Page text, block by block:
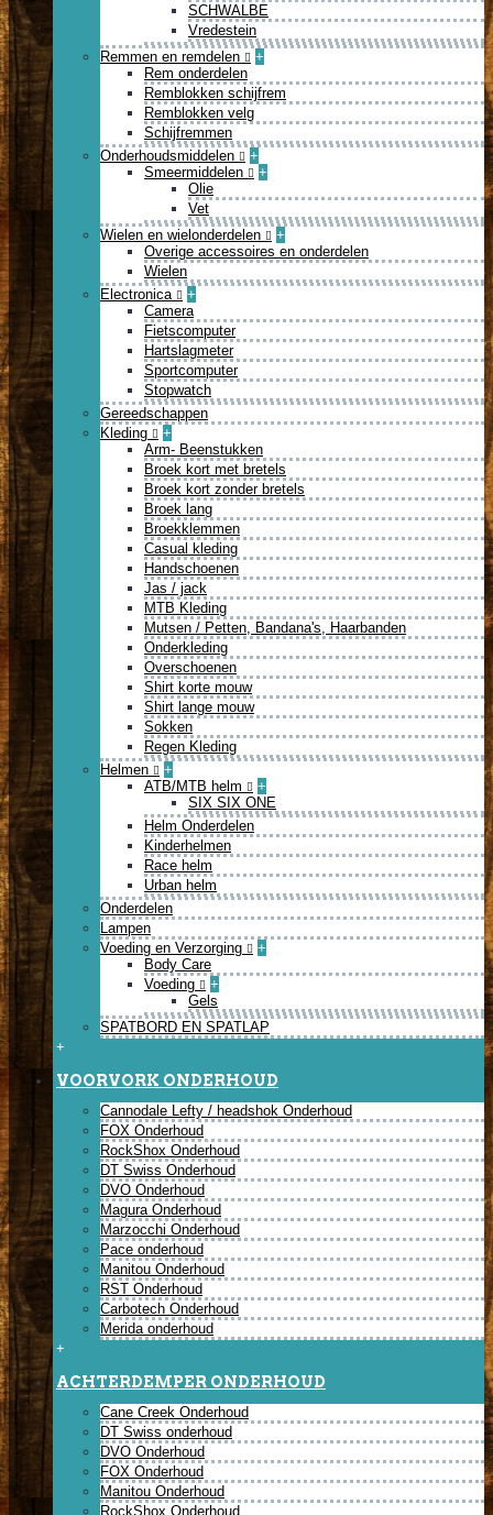
SCHWALBE
Vredestein
Remmen en remdelen
+
Rem onderdelen
Remblokken schijfrem
Remblokken velg
Schijfremmen
Onderhoudsmiddelen
+
Smeermiddelen
+
Olie
Vet
Wielen en wielonderdelen
+
Overige accessoires en onderdelen
Wielen
Electronica
+
Camera
Fietscomputer
Hartslagmeter
Sportcomputer
Stopwatch
Gereedschappen
Kleding
+
Arm- Beenstukken
Broek kort met bretels
Broek kort zonder bretels
Broek lang
Broekklemmen
Casual kleding
Handschoenen
Jas / jack
MTB Kleding
Mutsen / Petten, Bandana's, Haarbanden
Onderkleding
Overschoenen
Shirt korte mouw
Shirt lange mouw
Sokken
Regen Kleding
Helmen
+
ATB/MTB helm
+
SIX SIX ONE
Helm Onderdelen
Kinderhelmen
Race helm
Urban helm
Onderdelen
Lampen
Voeding en Verzorging
+
Body Care
Voeding
+
Gels
SPATBORD EN SPATLAP
+
VOORVORK ONDERHOUD
Cannodale Lefty / headshok Onderhoud
FOX Onderhoud
RockShox Onderhoud
DT Swiss Onderhoud
DVO Onderhoud
Magura Onderhoud
Marzocchi Onderhoud
Pace onderhoud
Manitou Onderhoud
RST Onderhoud
Carbotech Onderhoud
Merida onderhoud
+
ACHTERDEMPER ONDERHOUD
Cane Creek Onderhoud
DT Swiss onderhoud
DVO Onderhoud
FOX Onderhoud
Manitou Onderhoud
RockShox Onderhoud